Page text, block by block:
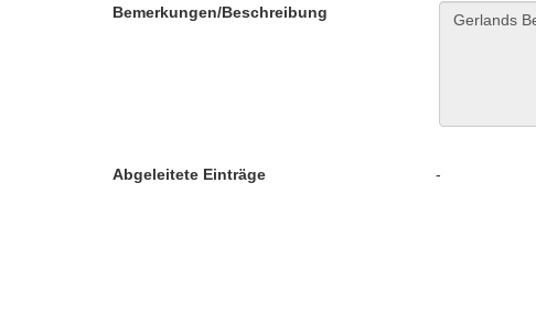
Bemerkungen/Beschreibung
Abgeleitete Einträge -